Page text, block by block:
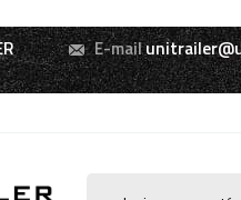
E-mail